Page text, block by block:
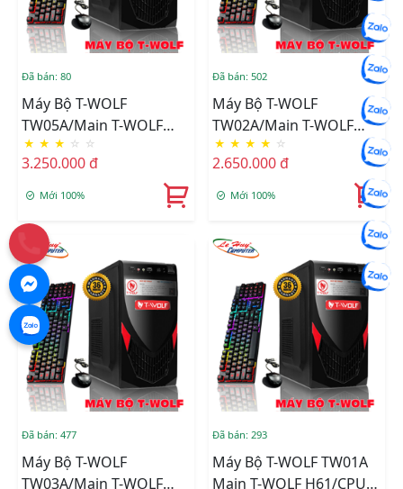
Đã bán: 80
Máy Bộ T-WOLF
TW05A/Main T-WOLF
H110/CPU Intel
G4400/Ram DDR4
8GB/3200/SSD T-WOLF
600W+Tặng Bộ Phím
Chuột T-Wolf TF200
★ ★ ★ ☆ ☆
3.250.000 đ
Mới 100%
Đã bán: 502
Máy Bộ T-WOLF
TW02A/Main T-WOLF
H61/CPU Intel Core I3-
3570/Ram DDR3
8GB/1600/SSD T-WOLF
Phím Chuột T-Wolf
★ ★ ★ ★ ☆
2.650.000 đ
Mới 100%
Đã bán: 477
Máy Bộ T-WOLF
TW03A/Main T-WOLF
Đã bán: 293
Máy Bộ T-WOLF TW01A
Main T-WOLF H61/CPU